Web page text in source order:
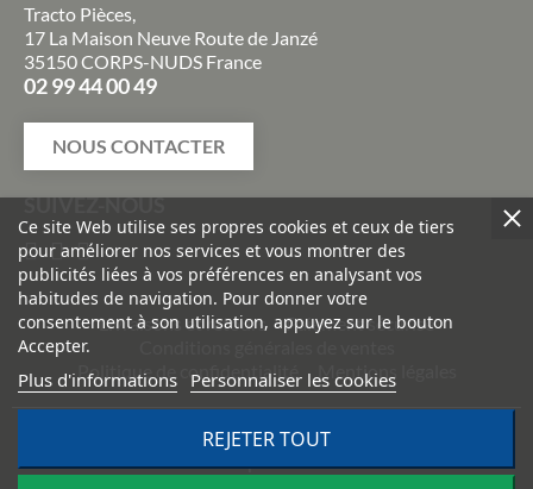
Tracto Pièces,
17 La Maison Neuve Route de Janzé
35150 CORPS-NUDS France
02 99 44 00 49
NOUS CONTACTER
SUIVEZ-NOUS
Livraisons et retours
Paiement sécurisé
Politique de confidentialité
Mentions légales
TRACTO PIÈCES - Conception & réalisation :
Impulsion
Ce site Web utilise ses propres cookies et ceux de tiers
pour améliorer nos services et vous montrer des
publicités liées à vos préférences en analysant vos
habitudes de navigation. Pour donner votre
consentement à son utilisation, appuyez sur le bouton
Accepter.
Plus d'informations Personnaliser les cookies
REJETER TOUT